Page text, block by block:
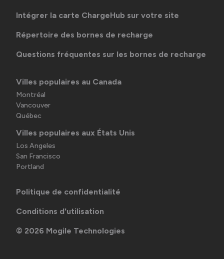
Intégrer la carte ChargeHub sur votre site
Répertoire des bornes de recharge
Questions fréquentes sur les bornes de recharge
Villes populaires au Canada
Montréal
Vancouver
Québec
Villes populaires aux États Unis
Los Angeles
San Francisco
Portland
Politique de confidentialité
Conditions d'utilisation
© 2026 Mogile Technologies